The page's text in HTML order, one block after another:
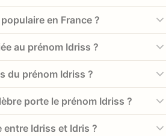
lien avec une racine arabe évoquant
rattache à la figure du prophète Idris,
sagesse et de connaissance.
en France ?
384 naissances, se classant au 279e rang
8 645 garçons ont reçu ce prénom
observée.
au prénom Idriss ?
Son ancrage se trouve dans la
la figure du prophète Idris. Les familles
anniversaire pour le célébrer.
du prénom Idriss ?
forme étant très répandue au
emploient aussi Riss ou de petites
selon les habitudes de chacun.
porte le prénom Idriss ?
ou Idriss Aberkane, conférencier et
entre Idriss et Idris ?